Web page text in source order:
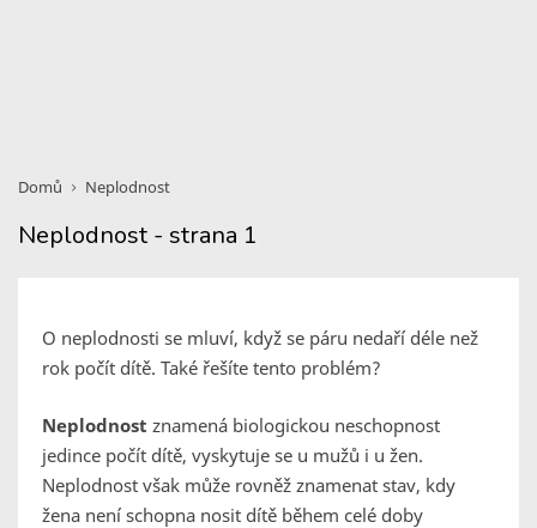
Domů Neplodnost
Neplodnost - strana 1
O neplodnosti se mluví, když se páru nedaří déle než
rok počít dítě. Také řešíte tento problém?
Neplodnost znamená biologickou neschopnost
jedince počít dítě, vyskytuje se u mužů i u žen.
Neplodnost však může rovněž znamenat stav, kdy
žena není schopna nosit dítě během celé doby